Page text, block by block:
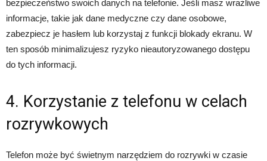
bezpieczeństwo swoich danych na telefonie. Jeśli masz wrażliwe
informacje, takie jak dane medyczne czy dane osobowe,
zabezpiecz je hasłem lub korzystaj z funkcji blokady ekranu. W
ten sposób minimalizujesz ryzyko nieautoryzowanego dostępu
do tych informacji.
4. Korzystanie z telefonu w celach
rozrywkowych
Telefon może być świetnym narzędziem do rozrywki w czasie